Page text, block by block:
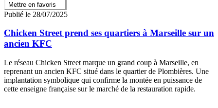
Mettre en favoris
Publié le 28/07/2025
Chicken Street prend ses quartiers à Marseille sur un
ancien KFC
Le réseau Chicken Street marque un grand coup à Marseille, en
reprenant un ancien KFC situé dans le quartier de Plombières. Une
implantation symbolique qui confirme la montée en puissance de
cette enseigne française sur le marché de la restauration rapide.